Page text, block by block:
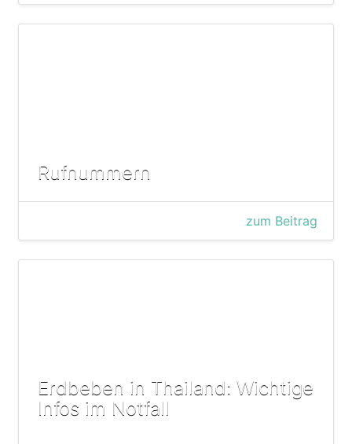
Rufnummern
zum Beitrag
Erdbeben in Thailand: Wichtige
Infos im Notfall